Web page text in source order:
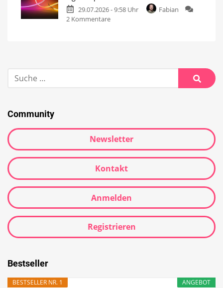
29.07.2026 - 9:58 Uhr
Fabian
2 Kommentare
Community
Newsletter
Kontakt
Anmelden
Registrieren
Bestseller
ANGEBOT
BESTSELLER NR. 1